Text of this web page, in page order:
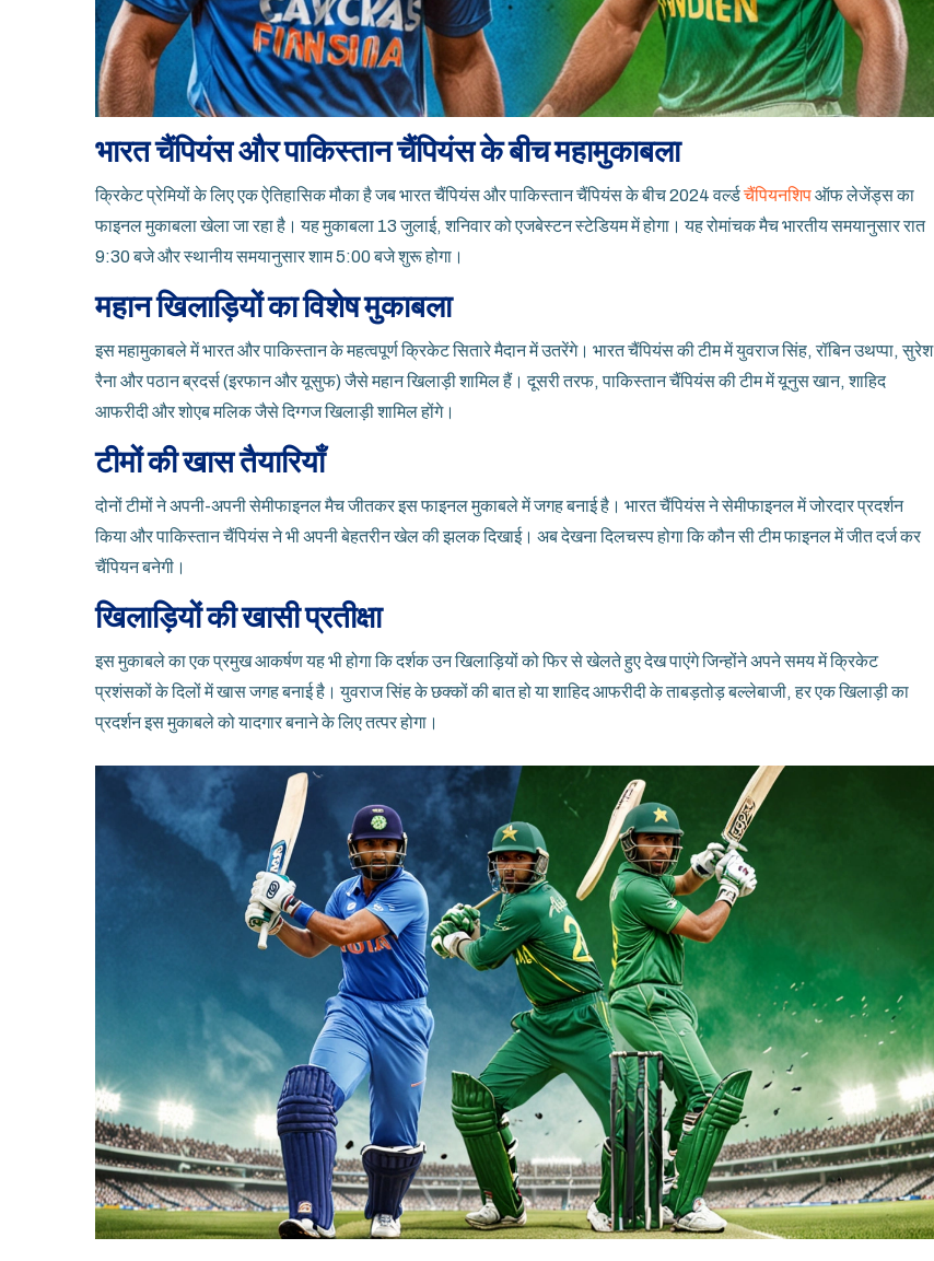
भारत चैंपियंस और पाकिस्तान चैंपियंस के बीच महामुकाबला
क्रिकेट प्रेमियों के लिए एक ऐतिहासिक मौका है जब भारत चैंपियंस और पाकिस्तान चैंपियंस के बीच 2024 वर्ल्डचैंपियनशिपऑफ लेजेंड्स का
फाइनल मुकाबला खेला जा रहा है। यह मुकाबला 13 जुलाई, शनिवार को एजबेस्टन स्टेडियम में होगा। यह रोमांचक मैच भारतीय समयानुसार रात
9:30 बजे और स्थानीय समयानुसार शाम 5:00 बजे शुरू होगा।
महान खिलाड़ियों का विशेष मुकाबला
इस महामुकाबले में भारत और पाकिस्तान के महत्वपूर्ण क्रिकेट सितारे मैदान में उतरेंगे। भारत चैंपियंस की टीम में युवराज सिंह, रॉबिन उथप्पा, सुरेश
रैना और पठान ब्रदर्स (इरफान और यूसुफ) जैसे महान खिलाड़ी शामिल हैं। दूसरी तरफ, पाकिस्तान चैंपियंस की टीम में यूनुस खान, शाहिद
आफरीदी और शोएब मलिक जैसे दिग्गज खिलाड़ी शामिल होंगे।
टीमों की खास तैयारियाँ
दोनों टीमों ने अपनी-अपनी सेमीफाइनल मैच जीतकर इस फाइनल मुकाबले में जगह बनाई है। भारत चैंपियंस ने सेमीफाइनल में जोरदार प्रदर्शन
किया और पाकिस्तान चैंपियंस ने भी अपनी बेहतरीन खेल की झलक दिखाई। अब देखना दिलचस्प होगा कि कौन सी टीम फाइनल में जीत दर्ज कर
चैंपियन बनेगी।
खिलाड़ियों की खासी प्रतीक्षा
इस मुकाबले का एक प्रमुख आकर्षण यह भी होगा कि दर्शक उन खिलाड़ियों को फिर से खेलते हुए देख पाएंगे जिन्होंने अपने समय में क्रिकेट
प्रशंसकों के दिलों में खास जगह बनाई है। युवराज सिंह के छक्कों की बात हो या शाहिद आफरीदी के ताबड़तोड़ बल्लेबाजी, हर एक खिलाड़ी का
प्रदर्शन इस मुकाबले को यादगार बनाने के लिए तत्पर होगा।